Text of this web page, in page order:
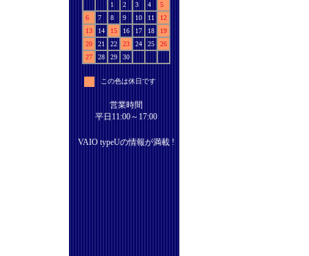
1
2 3 4
5
6
7 8 9 10 11
12
13
14 15 16 17 18
19
20
21 22 23 24 25
26
27
28 29 30
この色は休日です
営業時間
平日11:00～17:00
VAIO typeUの情報が満載 !